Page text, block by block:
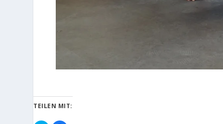
TEILEN MIT: